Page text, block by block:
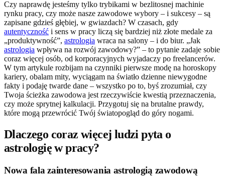
Czy naprawdę jesteśmy tylko trybikami w bezlitosnej machinie
rynku pracy, czy może nasze zawodowe wybory – i sukcesy – są
zapisane gdzieś głębiej, w gwiazdach? W czasach, gdy
autentyczność i sens w pracy liczą się bardziej niż złote medale za
„produktywność”, astrologia wraca na salony – i do biur. „Jak
astrologia wpływa na rozwój zawodowy?” – to pytanie zadaje sobie
coraz więcej osób, od korporacyjnych wyjadaczy po freelancerów.
W tym artykule rozbijam na czynniki pierwsze modę na horoskopy
kariery, obalam mity, wyciągam na światło dzienne niewygodne
fakty i podaję twarde dane – wszystko po to, byś zrozumiał, czy
Twoja ścieżka zawodowa jest rzeczywiście kwestią przeznaczenia,
czy może sprytnej kalkulacji. Przygotuj się na brutalne prawdy,
które mogą przewrócić Twój światopogląd do góry nogami.
Dlaczego coraz więcej ludzi pyta o
astrologię w pracy?
Nowa fala zainteresowania astrologią zawodową